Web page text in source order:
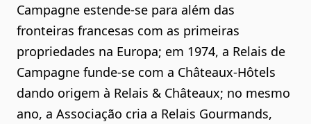
Campagne estende-se para além das
fronteiras francesas com as primeiras
propriedades na Europa; em 1974, a Relais de
Campagne funde-se com a Châteaux-Hôtels
dando origem à Relais & Châteaux; no mesmo
ano, a Associação cria a Relais Gourmands,